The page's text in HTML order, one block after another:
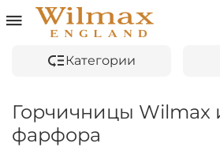
Категории
Горчичницы Wilmax
фарфора